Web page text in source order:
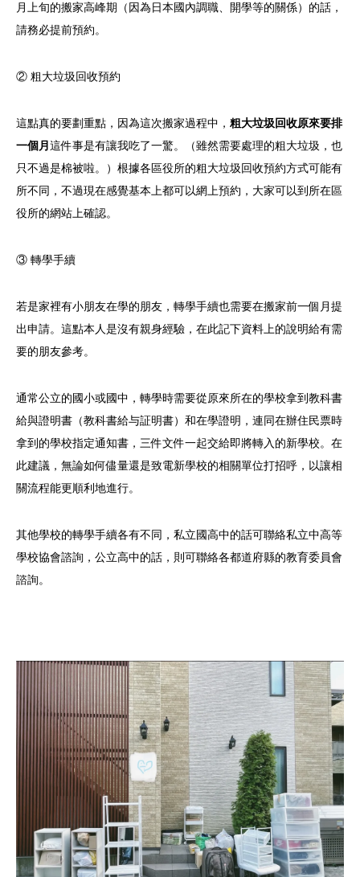
月上旬的搬家高峰期（因為日本國內調職、開學等的關係）的話，
請務必提前預約。
② 粗大垃圾回收預約
這點真的要劃重點，因為這次搬家過程中， 粗大垃圾回收原來要排
一個月 這件事是有讓我吃了一驚。（雖然需要處理的粗大垃圾，也
只不過是棉被啦。）根據各區役所的粗大垃圾回收預約方式可能有
所不同，不過現在感覺基本上都可以網上預約，大家可以到所在區
役所的網站上確認。
③ 轉學手續
若是家裡有小朋友在學的朋友，轉學手續也需要在搬家前一個月提
出申請。這點本人是沒有親身經驗，在此記下資料上的說明給有需
要的朋友參考。
通常公立的國小或國中，轉學時需要從原來所在的學校拿到教科書
給與證明書（教科書給与証明書）和在學證明，連同在辦住民票時
拿到的學校指定通知書，三件文件一起交給即將轉入的新學校。在
此建議，無論如何儘量還是致電新學校的相關單位打招呼，以讓相
關流程能更順利地進行。
其他學校的轉學手續各有不同，私立國高中的話可聯絡私立中高等
學校協會諮詢，公立高中的話，則可聯絡各都道府縣的教育委員會
諮詢。